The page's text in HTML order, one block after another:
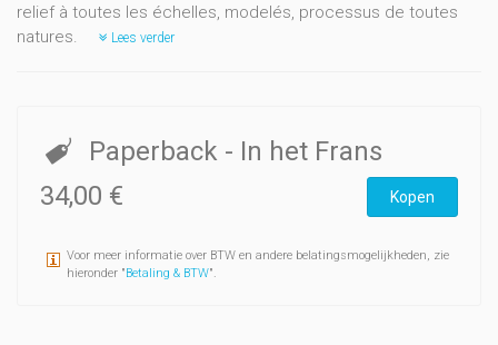
relief à toutes les échelles, modelés, processus de toutes
natures.
Lees verder
Paperback - In het Frans
34,00 €
Kopen
Voor meer informatie over BTW en andere belatingsmogelijkheden, zie
hieronder "Betaling & BTW".